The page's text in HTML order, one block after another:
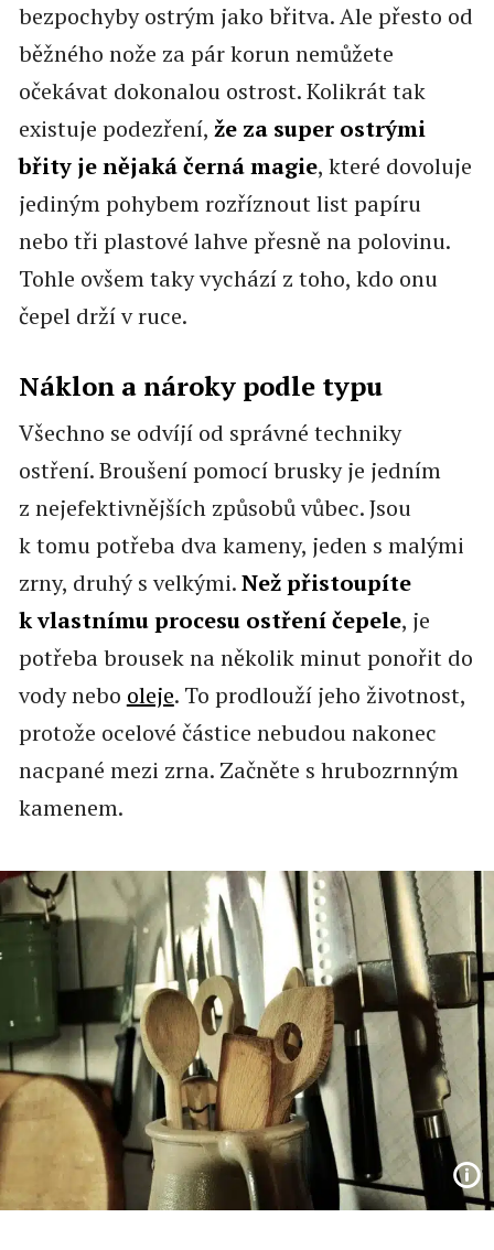
bezpochyby ostrým jako břitva. Ale přesto od
běžného nože za pár korun nemůžete
očekávat dokonalou ostrost. Kolikrát tak
existuje podezření, že za super ostrými
břity je nějaká černá magie, které dovoluje
jediným pohybem rozříznout list papíru
nebo tři plastové lahve přesně na polovinu.
Tohle ovšem taky vychází z toho, kdo onu
čepel drží v ruce.
Náklon a nároky podle typu
Všechno se odvíjí od správné techniky
ostření. Broušení pomocí brusky je jedním
z nejefektivnějších způsobů vůbec. Jsou
k tomu potřeba dva kameny, jeden s malými
zrny, druhý s velkými.Než přistoupíte
k vlastnímu procesu ostření čepele, je
potřeba brousek na několik minut ponořit do
vody nebo oleje. To prodlouží jeho životnost,
protože ocelové částice nebudou nakonec
nacpané mezi zrna. Začněte s hrubozrnným
kamenem.